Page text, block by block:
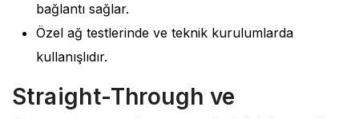
bağlantı sağlar.
Özel ağ testlerinde ve teknik kurulumlarda
kullanışlıdır.
Straight-Through ve